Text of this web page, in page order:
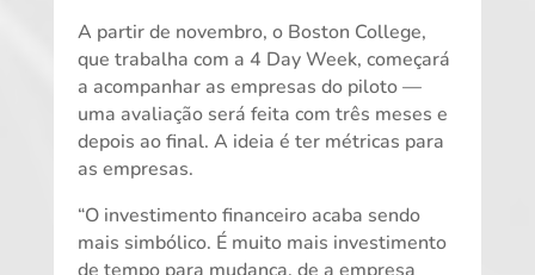
A partir de novembro, o Boston College,
que trabalha com a 4 Day Week, começará
a acompanhar as empresas do piloto —
uma avaliação será feita com três meses e
depois ao final. A ideia é ter métricas para
as empresas.
“O investimento financeiro acaba sendo
mais simbólico. É muito mais investimento
de tempo para mudança, de a empresa